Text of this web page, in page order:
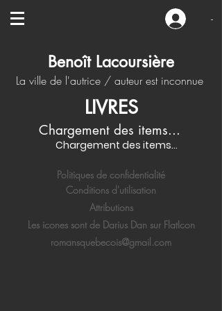
-
Benoît Lacoursière
La ville de l'autrice / auteur est inconnue
LIVRES
Chargement des items...
Chargement des items...
Politiques de confidentialité
Conditions d'utilisation
Attributions
Les icones sont de Darius Dan sur FlatIcon
romansquebecois@gmail.com